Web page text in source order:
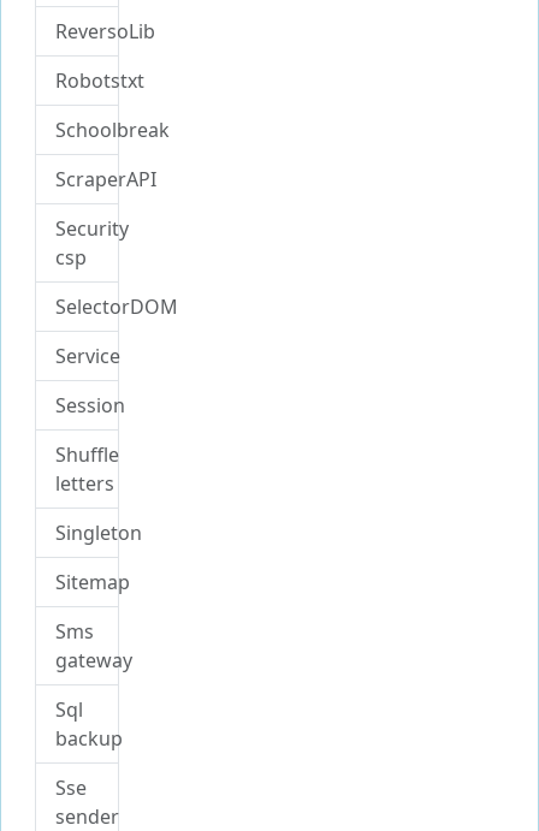
ReversoLib
Robotstxt
Schoolbreak
ScraperAPI
Security
csp
SelectorDOM
Service
Session
Shuffle
letters
Singleton
Sitemap
Sms
gateway
Sql
backup
Sse
sender